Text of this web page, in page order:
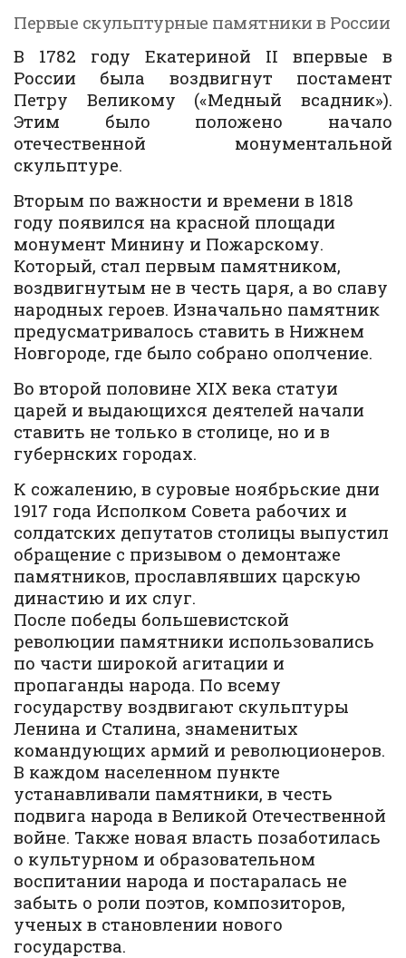
Первые скульптурные памятники в России
В 1782 году Екатериной II впервые в
России была воздвигнут постамент
Петру Великому («Медный всадник»).
Этим было положено начало
отечественной монументальной
скульптуре.
Вторым по важности и времени в 1818
году появился на красной площади
монумент Минину и Пожарскому.
Который, стал первым памятником,
воздвигнутым не в честь царя, а во славу
народных героев. Изначально памятник
предусматривалось ставить в Нижнем
Новгороде, где было собрано ополчение.
Во второй половине XIX века статуи
царей и выдающихся деятелей начали
ставить не только в столице, но и в
губернских городах.
К сожалению, в суровые ноябрьские дни
1917 года Исполком Совета рабочих и
солдатских депутатов столицы выпустил
обращение с призывом о демонтаже
памятников, прославлявших царскую
династию и их слуг.
После победы большевистской
революции памятники использовались
по части широкой агитации и
пропаганды народа. По всему
государству воздвигают скульптуры
Ленина и Сталина, знаменитых
командующих армий и революционеров.
В каждом населенном пункте
устанавливали памятники, в честь
подвига народа в Великой Отечественной
войне. Также новая власть позаботилась
о культурном и образовательном
воспитании народа и постаралась не
забыть о роли поэтов, композиторов,
ученых в становлении нового
государства.